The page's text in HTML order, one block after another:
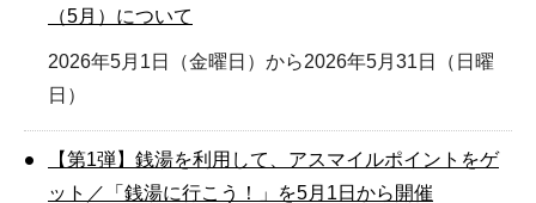
（5月）について
2026年5月1日（金曜日）から2026年5月31日（日曜
日）
【第1弾】銭湯を利用して、アスマイルポイントをゲ
ット／「銭湯に行こう！」を5月1日から開催